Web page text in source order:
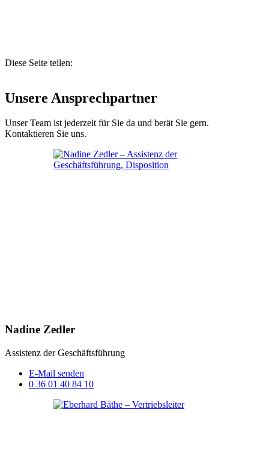
Diese Seite teilen:
Unsere Ansprechpartner
Unser Team ist jederzeit für Sie da und berät Sie gern.
Kontaktieren Sie uns.
Nadine Zedler
Assistenz der Geschäftsführung
E-Mail senden
0 36 01 40 84 10